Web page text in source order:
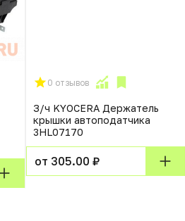
0 отзывов
З/ч KYOCERA Держатель
крышки автоподатчика
3HL07170
от 305.00 ₽